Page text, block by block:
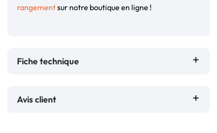
rangementsur notre boutique en ligne !
Fiche technique
Avis client